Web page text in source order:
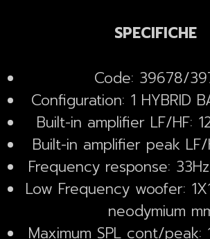
SPECIFICHE
Code: 39678/
Configuration: 1 HYBRID
Built-in amplifier LF/HF:
Built-in amplifier peak
Frequency response:
Low Frequency woofer:
neodymium
Maximum SPL cont/peak: